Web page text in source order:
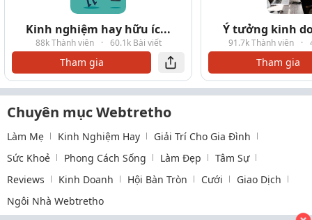
Kinh nghiệm hay hữu íc...
88k Thành viên · 60.1k Bài viết
Tham gia
Ý tưởng kinh
91.7k Thành viên ·
Tham gia
Chuyên mục Webtretho
Làm Mẹ Kinh Nghiệm Hay
Giải Trí Cho Gia Đình
Sức Khoẻ
Phong Cách Sống Làm Đẹp
Tâm Sự
Reviews
Kinh Doanh Hội Bàn Tròn Cưới
Giao Dịch
Ngôi Nhà Webtretho